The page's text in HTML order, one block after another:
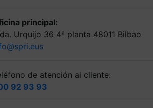
principal:
Urquijo 36 4ª planta 48011 Bilbao
de atención al cliente:
92 93 93